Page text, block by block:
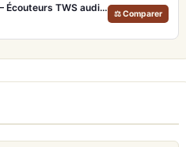
Noble Audio FoKus Rex5 – Écouteurs TWS audiophiles tribrides
⚖ Comparer